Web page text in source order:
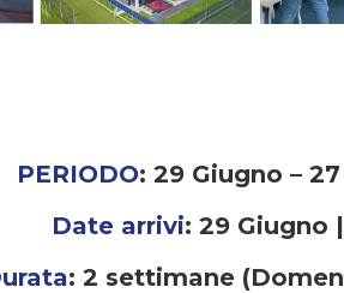
PERIODO: 29 Giugno –
Date arrivi: 29 Giugno
: 2 settimane